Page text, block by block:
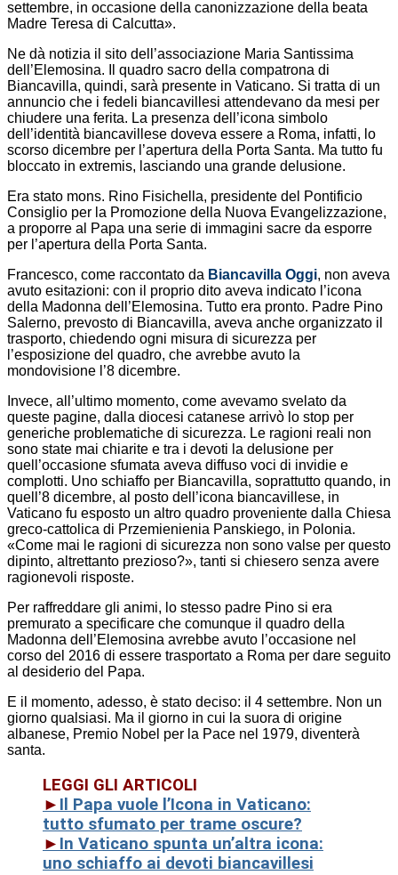
settembre, in occasione della canonizzazione della beata
Madre Teresa di Calcutta».
Ne dà notizia il sito dell’associazione Maria Santissima
dell’Elemosina. Il quadro sacro della compatrona di
Biancavilla, quindi, sarà presente in Vaticano. Si tratta di un
annuncio che i fedeli biancavillesi attendevano da mesi per
chiudere una ferita. La presenza dell’icona simbolo
dell’identità biancavillese doveva essere a Roma, infatti, lo
scorso dicembre per l’apertura della Porta Santa. Ma tutto fu
bloccato in extremis, lasciando una grande delusione.
Era stato mons. Rino Fisichella, presidente del Pontificio
Consiglio per la Promozione della Nuova Evangelizzazione,
a proporre al Papa una serie di immagini sacre da esporre
per l’apertura della Porta Santa.
Francesco, come raccontato da Biancavilla Oggi, non aveva
avuto esitazioni: con il proprio dito aveva indicato l’icona
della Madonna dell’Elemosina. Tutto era pronto. Padre Pino
Salerno, prevosto di Biancavilla, aveva anche organizzato il
trasporto, chiedendo ogni misura di sicurezza per
l’esposizione del quadro, che avrebbe avuto la
mondovisione l’8 dicembre.
Invece, all’ultimo momento, come avevamo svelato da
queste pagine, dalla diocesi catanese arrivò lo stop per
generiche problematiche di sicurezza. Le ragioni reali non
sono state mai chiarite e tra i devoti la delusione per
quell’occasione sfumata aveva diffuso voci di invidie e
complotti. Uno schiaffo per Biancavilla, soprattutto quando, in
quell’8 dicembre, al posto dell’icona biancavillese, in
Vaticano fu esposto un altro quadro proveniente dalla Chiesa
greco-cattolica di Przemienienia Panskiego, in Polonia.
«Come mai le ragioni di sicurezza non sono valse per questo
dipinto, altrettanto prezioso?», tanti si chiesero senza avere
ragionevoli risposte.
Per raffreddare gli animi, lo stesso padre Pino si era
premurato a specificare che comunque il quadro della
Madonna dell’Elemosina avrebbe avuto l’occasione nel
corso del 2016 di essere trasportato a Roma per dare seguito
al desiderio del Papa.
E il momento, adesso, è stato deciso: il 4 settembre. Non un
giorno qualsiasi. Ma il giorno in cui la suora di origine
albanese, Premio Nobel per la Pace nel 1979, diventerà
santa.
LEGGI GLI ARTICOLI
► Il Papa vuole l’Icona in Vaticano:
tutto sfumato per trame oscure?
► In Vaticano spunta un’altra icona:
uno schiaffo ai devoti biancavillesi